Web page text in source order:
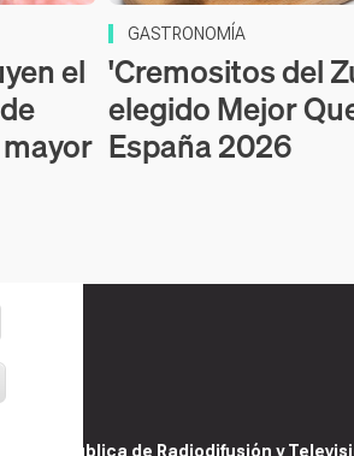
el
GASTRONOMÍA
'Cremositos del
elegido Mejor
España 2026
Pública de Radiodifusión y